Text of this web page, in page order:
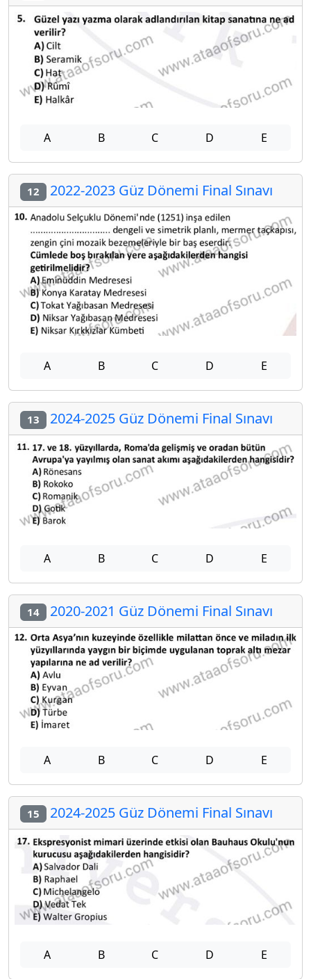
A B C D E
12 2022-2023 Güz Dönemi Final Sınavı
A B C D E
13 2024-2025 Güz Dönemi Final Sınavı
A B C D E
14 2020-2021 Güz Dönemi Final Sınavı
A B C D E
15 2024-2025 Güz Dönemi Final Sınavı
A B C D E